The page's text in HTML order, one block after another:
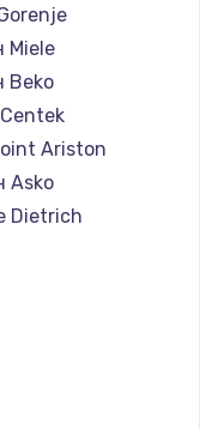
Miele
Beko
Ariston
Asko
Dietrich